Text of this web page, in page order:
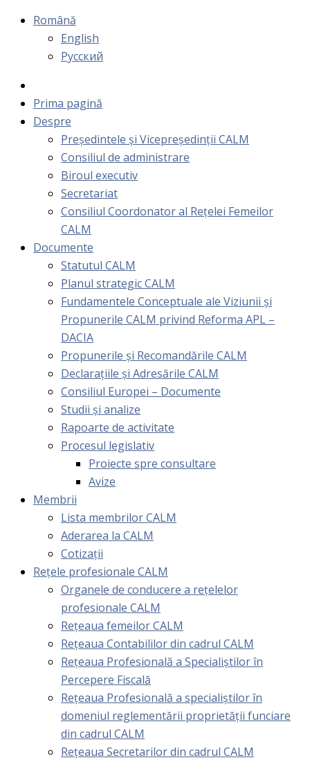
Română
English
Русский
Prima pagină
Despre
Președintele și Vicepreședinții CALM
Consiliul de administrare
Biroul executiv
Secretariat
Consiliul Coordonator al Rețelei Femeilor
CALM
Documente
Statutul CALM
Planul strategic CALM
Fundamentele Conceptuale ale Viziunii și
Propunerile CALM privind Reforma APL –
DACIA
Propunerile și Recomandările CALM
Declarațiile și Adresările CALM
Consiliul Europei – Documente
Studii și analize
Rapoarte de activitate
Procesul legislativ
Proiecte spre consultare
Avize
Membrii
Lista membrilor CALM
Aderarea la CALM
Cotizaţii
Rețele profesionale CALM
Organele de conducere a rețelelor
profesionale CALM
Rețeaua femeilor CALM
Rețeaua Contabililor din cadrul CALM
Rețeaua Profesională a Specialiștilor în
Percepere Fiscală
Reţeaua Profesională a specialiştilor în
domeniul reglementării proprietăţii funciare
din cadrul CALM
Rețeaua Secretarilor din cadrul CALM